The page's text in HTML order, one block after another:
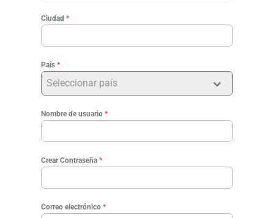
Ciudad *
País *
Seleccionar país
Nombre de usuario *
Crear Contraseña *
Correo electrónico *